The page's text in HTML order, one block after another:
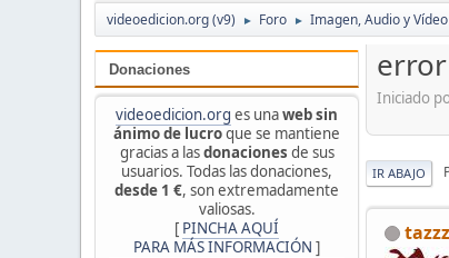
videoedicion.org (v9) ► Foro ► Imagen, Audio y
Donaciones
videoedicion.org es unaweb sin
ánimo de lucroque se mantiene
gracias a lasdonaciones de sus
usuarios. Todas las donaciones,
desde 1 €, son extremadamente
valiosas.
[ PINCHA AQUÍ
PARA MÁS INFORMACIÓN ]
Iniciado
IR ABAJO
tazzz